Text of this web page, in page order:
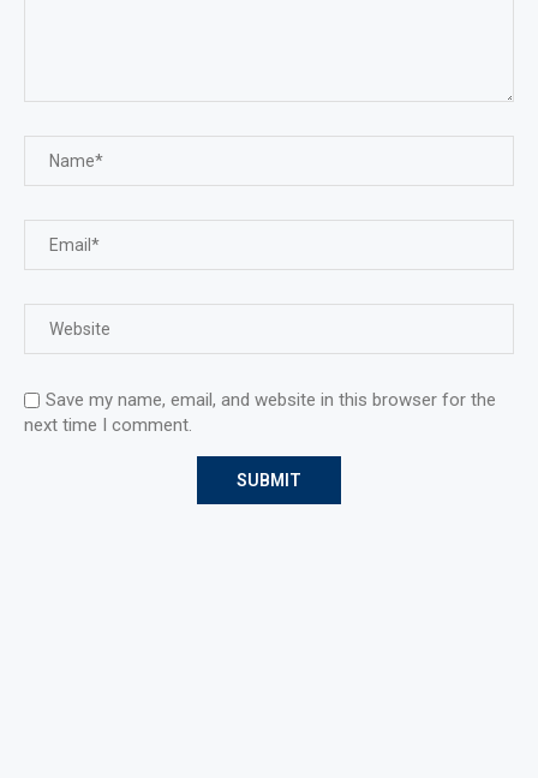
Save my name, email, and website in this browser for the
next time I comment.